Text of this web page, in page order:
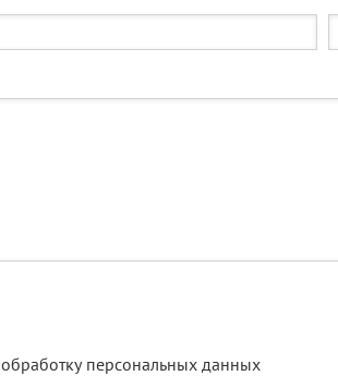
обработку персональных данных